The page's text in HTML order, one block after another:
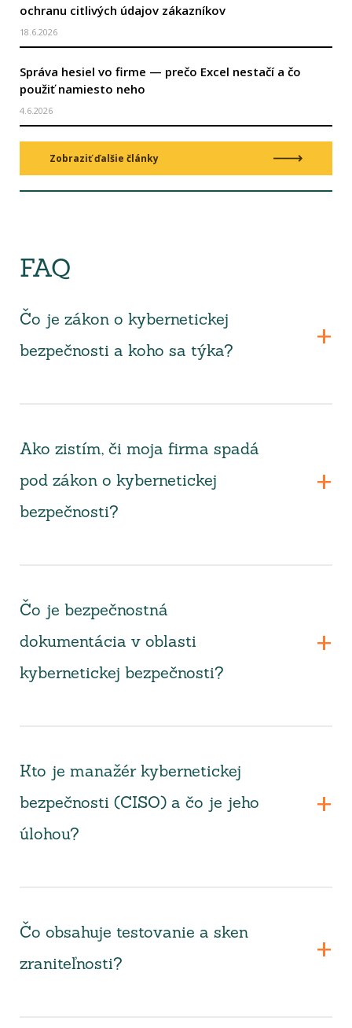
ochranu citlivých údajov zákazníkov
18.6.2026
Správa hesiel vo firme — prečo Excel nestačí a čo
použiť namiesto neho
4.6.2026
Zobraziť ďalšie články
FAQ
Čo je zákon o kybernetickej
bezpečnosti a koho sa týka?
Ako zistím, či moja firma spadá
pod zákon o kybernetickej
bezpečnosti?
Čo je bezpečnostná
dokumentácia v oblasti
kybernetickej bezpečnosti?
Kto je manažér kybernetickej
bezpečnosti (CISO) a čo je jeho
úlohou?
Čo obsahuje testovanie a sken
zraniteľnosti?